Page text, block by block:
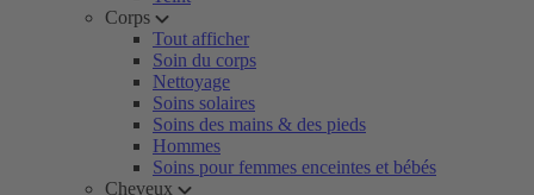
Corps
Tout afficher
Soin du corps
Nettoyage
Soins solaires
Soins des mains & des pieds
Hommes
Soins pour femmes enceintes et bébés
Cheveux